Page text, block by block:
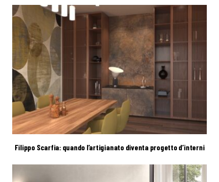
Filippo Scarfia: quando l’artigianato diventa progetto d’interni